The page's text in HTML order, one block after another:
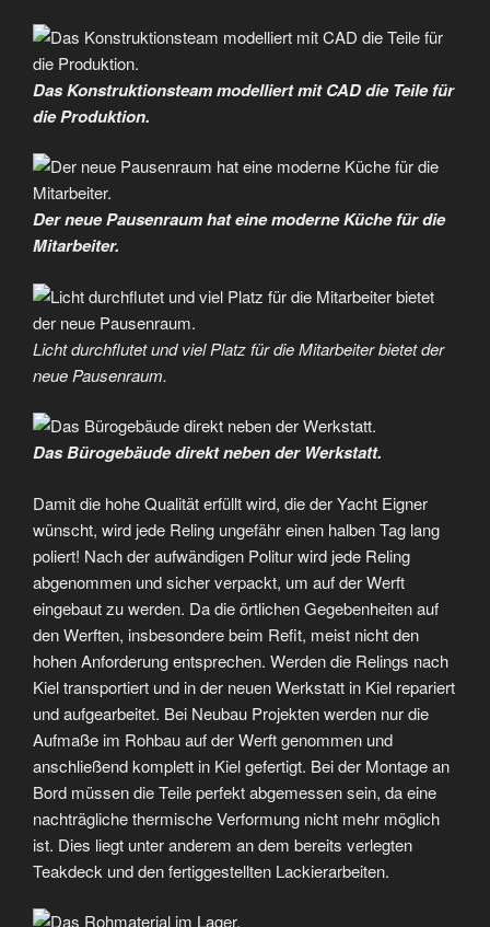
Das Konstruktionsteam modelliert mit CAD die Teile für
die Produktion.
Der neue Pausenraum hat eine moderne Küche für die
Mitarbeiter.
Licht durchflutet und viel Platz für die Mitarbeiter bietet der
neue Pausenraum.
Das Bürogebäude direkt neben der Werkstatt.
Damit die hohe Qualität erfüllt wird, die der Yacht Eigner
wünscht, wird jede Reling ungefähr einen halben Tag lang
poliert! Nach der aufwändigen Politur wird jede Reling
abgenommen und sicher verpackt, um auf der Werft
eingebaut zu werden. Da die örtlichen Gegebenheiten auf
den Werften, insbesondere beim Refit, meist nicht den
hohen Anforderung entsprechen. Werden die Relings nach
Kiel transportiert und in der neuen Werkstatt in Kiel repariert
und aufgearbeitet. Bei Neubau Projekten werden nur die
Aufmaße im Rohbau auf der Werft genommen und
anschließend komplett in Kiel gefertigt. Bei der Montage an
Bord müssen die Teile perfekt abgemessen sein, da eine
nachträgliche thermische Verformung nicht mehr möglich
ist. Dies liegt unter anderem an dem bereits verlegten
Teakdeck und den fertiggestellten Lackierarbeiten.